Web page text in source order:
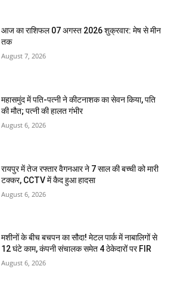
आज का राशिफल 07 अगस्त 2026 शुक्रवार: मेष से मीन
तक
August 7, 2026
महासमुंद में पति-पत्नी ने कीटनाशक का सेवन किया, पति
की मौत; पत्नी की हालत गंभीर
August 6, 2026
रायपुर में तेज रफ्तार वैगनआर ने 7 साल की बच्ची को मारी
टक्कर, CCTV में कैद हुआ हादसा
August 6, 2026
मशीनों के बीच बचपन का सौदा! मेटल पार्क में नाबालिगों से
12 घंटे काम, कंपनी संचालक समेत 4 ठेकेदारों पर FIR
August 6, 2026